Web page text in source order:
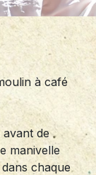
à café
de
manivelle
chaque